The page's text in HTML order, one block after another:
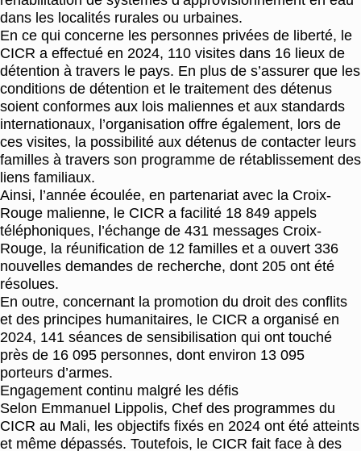
dans les localités rurales ou urbaines.
En ce qui concerne les personnes privées de liberté, le
CICR a effectué en 2024, 110 visites dans 16 lieux de
détention à travers le pays. En plus de s’assurer que les
conditions de détention et le traitement des détenus
soient conformes aux lois maliennes et aux standards
internationaux, l’organisation offre également, lors de
ces visites, la possibilité aux détenus de contacter leurs
familles à travers son programme de rétablissement des
liens familiaux.
Ainsi, l’année écoulée, en partenariat avec la Croix-
Rouge malienne, le CICR a facilité 18 849 appels
téléphoniques, l’échange de 431 messages Croix-
Rouge, la réunification de 12 familles et a ouvert 336
nouvelles demandes de recherche, dont 205 ont été
résolues.
En outre, concernant la promotion du droit des conflits
et des principes humanitaires, le CICR a organisé en
2024, 141 séances de sensibilisation qui ont touché
près de 16 095 personnes, dont environ 13 095
porteurs d’armes.
Engagement continu malgré les défis
Selon Emmanuel Lippolis, Chef des programmes du
CICR au Mali, les objectifs fixés en 2024 ont été atteints
et même dépassés. Toutefois, le CICR fait face à des